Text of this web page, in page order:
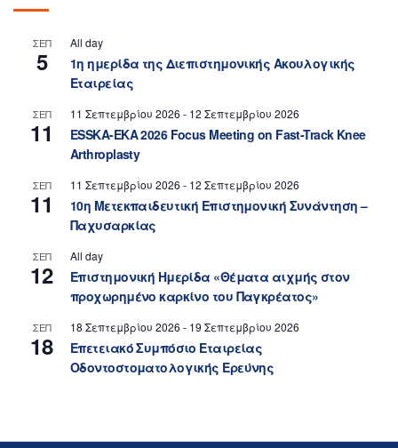
ΣΕΠ
5
All day
1η ημερίδα της Διεπιστημονικής Ακουλογικής
Εταιρείας
ΣΕΠ
11
11 Σεπτεμβρίου 2026 - 12 Σεπτεμβρίου 2026
ESSKA-EKA 2026 Focus Meeting on Fast-Track Knee
Arthroplasty
ΣΕΠ
11
11 Σεπτεμβρίου 2026 - 12 Σεπτεμβρίου 2026
10η Μετεκπαιδευτική Επιστημονική Συνάντηση –
Παχυσαρκίας
ΣΕΠ
12
All day
Επιστημονική Ημερίδα «Θέματα αιχμής στον
προχωρημένο καρκίνο του Παγκρέατος»
ΣΕΠ
18
18 Σεπτεμβρίου 2026 - 19 Σεπτεμβρίου 2026
Επετειακό Συμπόσιο Εταιρείας
Οδοντοστοματολογικής Ερεύνης